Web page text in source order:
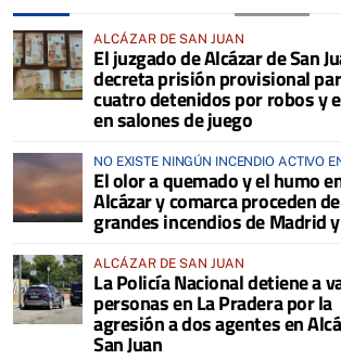
ALCÁZAR DE SAN JUAN
El juzgado de Alcázar de San
decreta prisión provisional
cuatro detenidos por robos y
en salones de juego
NO EXISTE NINGÚN INCENDIO ACTIVO
COMARCA
El olor a quemado y el humo
Alcázar y comarca proceden
grandes incendios de Madrid
ALCÁZAR DE SAN JUAN
La Policía Nacional detiene a
personas en La Pradera por la
agresión a dos agentes en
San Juan